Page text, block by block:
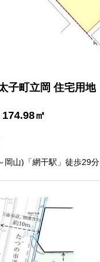
子町立岡 住宅用地
174.98㎡
岡山)「網干駅」徒歩29分